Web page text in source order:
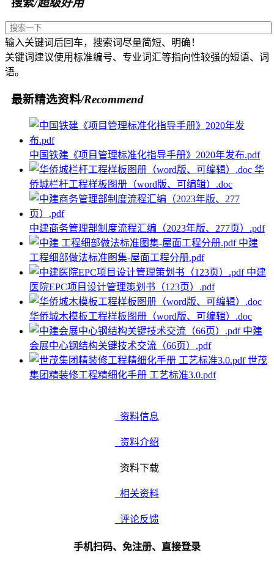
搜索/超级好用
输入关键词后回车，搜索词尽量简短、明确！
关键词建议使用标准编号、专业词汇等指向性较强的短语、词
语。
最新精选资料/Recommend
中国铁建《项目管理标准化指导手册》2020年发布.pdf
华
侨城栏杆工程样板图册（word版、可编辑）.doc
中建商务管理部制度流程汇编（2023年版、277页）.pdf
中建
工程细部做法标准图集-屋面工程分册.pdf
中建
医院EPC项目设计管理策划书（123页）.pdf
华侨城木模板工程样板图册（word版、可编辑）.doc
中建
会展中心钢结构关键技术交流（66页）.pdf
世茂
集团精装修工程精细化手册 工艺标准3.0.pdf
资料信息
资料介绍
资料下载
相关资料
评论反馈
手机扫码、免注册、直接登录